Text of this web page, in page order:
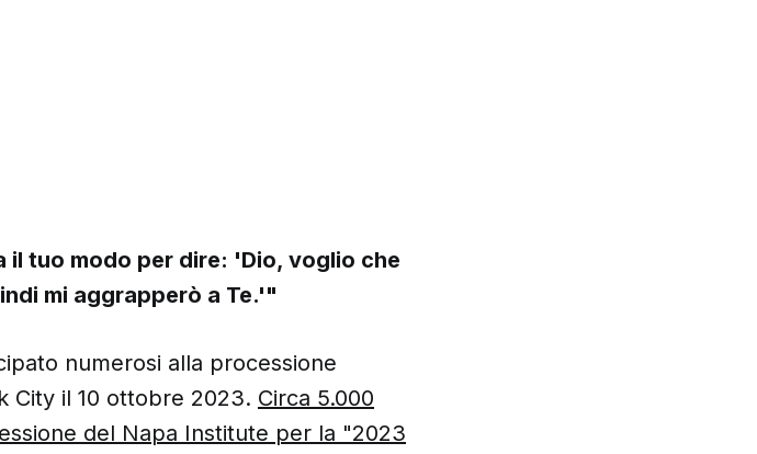
il tuo modo per dire: 'Dio, voglio che
mi aggrapperò a Te.'"
numerosi alla processione
City il 10 ottobre 2023. Circa 5.000
del Napa Institute per la "2023